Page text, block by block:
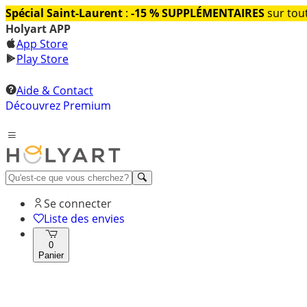
Spécial Saint-Laurent : -15 % SUPPLÉMENTAIRESsur
Holyart APP
App Store
Play Store
Aide & Contact
Découvrez Premium
Se connecter
Liste des envies
0
Panier